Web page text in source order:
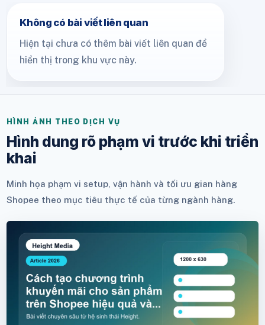
Không có bài viết liên quan
Hiện tại chưa có thêm bài viết liên quan để
hiển thị trong khu vực này.
HÌNH ẢNH THEO DỊCH VỤ
Hình dung rõ phạm vi trước khi triển
khai
Minh họa phạm vi setup, vận hành và tối ưu gian hàng
Shopee theo mục tiêu thực tế của từng ngành hàng.